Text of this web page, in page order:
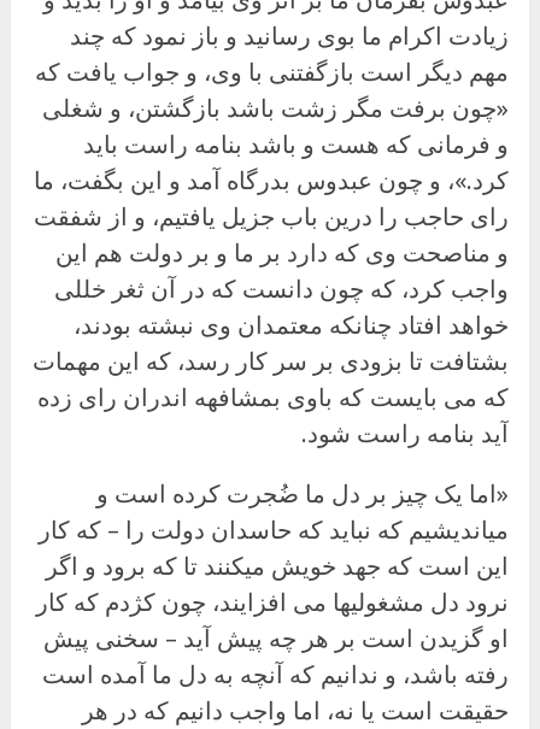
زیادت اکرام ما بوی رسانید و باز نمود که چند
مهم دیگر است بازگفتنی با وی، و جواب یافت که
«چون برفت مگر زشت باشد بازگشتن، و شغلی
و فرمانی که هست و باشد بنامه راست باید
کرد.»، و چون عبدوس بدرگاه آمد و این بگفت، ما
رای حاجب را درین باب جزیل یافتیم، و از شفقت
و مناصحت وی که دارد بر ما و بر دولت هم این
واجب کرد، که چون دانست که در آن ثغر خللی
خواهد افتاد چنانکه معتمدان وی نبشته بودند،
بشتافت تا بزودی بر سر کار رسد، که این مهمات
که می بایست که باوی بمشافهه اندران رای زده
آید بنامه راست شود.
«اما یک چیز بر دل ما ضُجرت کرده است و
میاندیشیم که نباید که حاسدان دولت را – که کار
این است که جهد خویش میکنند تا که برود و اگر
نرود دل مشغولیها می افزایند، چون کژدم که کار
او گزیدن است بر هر چه پیش آید – سخنی پیش
رفته باشد، و ندانیم که آنچه به دل ما آمده است
حقیقت است یا نه، اما واجب دانیم که در هر